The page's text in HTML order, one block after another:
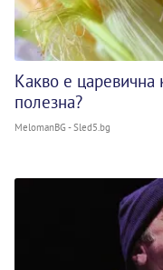
Какво е царевична
полезна?
MelomanBG - Sled5.bg